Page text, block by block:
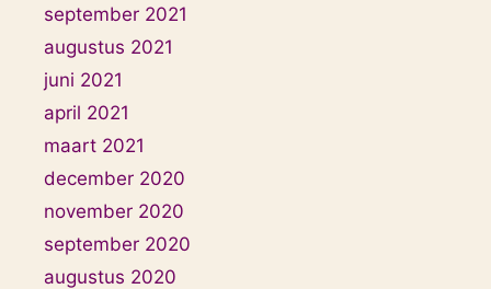
september 2021
augustus 2021
juni 2021
april 2021
maart 2021
december 2020
november 2020
september 2020
augustus 2020